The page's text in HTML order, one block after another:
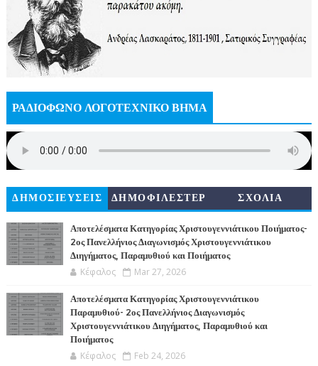
ΡΑΔΙΟΦΩΝΟ ΛΟΓΟΤΕΧΝΙΚΟ ΒΗΜΑ
ΔΗΜΟΣΙΕΥΣΕΙΣ
ΔΗΜΟΦΙΛΕΣΤΕΡ
ΣΧΟΛΙΑ
Αποτελέσματα Κατηγορίας Χριστουγεννιάτικου Ποιήματος-
2ος Πανελλήνιος Διαγωνισμός Χριστουγεννιάτικου
Διηγήματος, Παραμυθιού και Ποιήματος
Κέφαλος Mar 27, 2026
Αποτελέσματα Κατηγορίας Χριστουγεννιάτικου
Παραμυθιού- 2ος Πανελλήνιος Διαγωνισμός
Χριστουγεννιάτικου Διηγήματος, Παραμυθιού και
Ποιήματος
Κέφαλος Feb 24, 2026